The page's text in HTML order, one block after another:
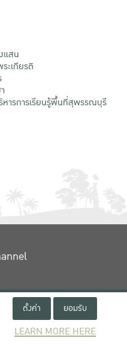
แสน
ะเกียรติ
หารการเรียนรู้พื้นที่สุพรรณบุรี
ธิ์ใช้งาน นโยบายความเป็นส่วนตัว
ตั้งค่า ยอมรับ
LEARN MORE HERE